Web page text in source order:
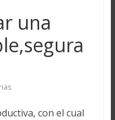
una
con el cual